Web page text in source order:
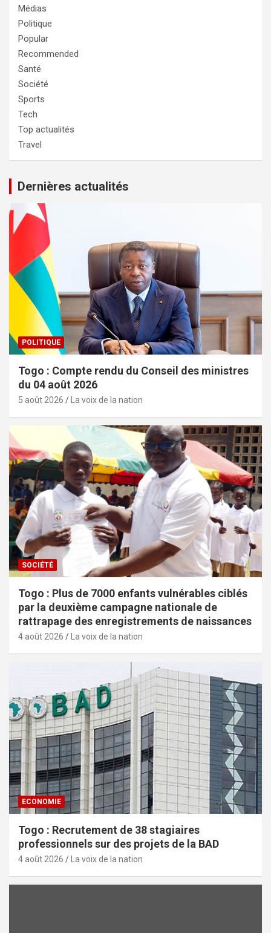
Médias
Politique
Popular
Recommended
Santé
Société
Sports
Tech
Top actualités
Travel
Dernières actualités
POLITIQUE
Togo : Compte rendu du Conseil des ministres
du 04 août 2026
5 août 2026 La voix de la nation
SOCIÉTÉ
Togo : Plus de 7000 enfants vulnérables ciblés
par la deuxième campagne nationale de
rattrapage des enregistrements de naissances
4 août 2026 La voix de la nation
ECONOMIE
Togo : Recrutement de 38 stagiaires
professionnels sur des projets de la BAD
4 août 2026 La voix de la nation